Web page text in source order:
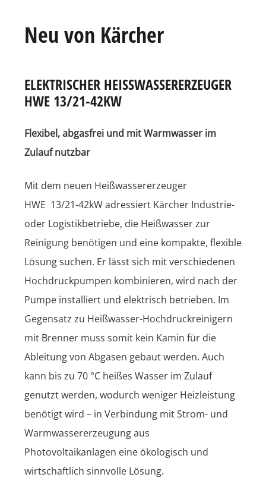
Neu von Kärcher
ELEKTRISCHER HEISSWASSERERZEUGER H
WE 13/21-42KW
Flexibel, abgasfrei und mit Warmwasser im
Zulauf nutzbar
Mit dem neuen Heißwassererzeuger
HWE 13/21-42kW adressiert Kärcher Industrie-
oder Logistikbetriebe, die Heißwasser zur
Reinigung benötigen und eine kompakte, flexible
Lösung suchen. Er lässt sich mit verschiedenen
Hochdruckpumpen kombinieren, wird nach der
Pumpe installiert und elektrisch betrieben. Im
Gegensatz zu Heißwasser-Hochdruckreinigern
mit Brenner muss somit kein Kamin für die
Ableitung von Abgasen gebaut werden. Auch
kann bis zu 70 °C heißes Wasser im Zulauf
genutzt werden, wodurch weniger Heizleistung
benötigt wird – in Verbindung mit Strom- und
Warmwassererzeugung aus
Photovoltaikanlagen eine ökologisch und
wirtschaftlich sinnvolle Lösung.
Sobernheim
Telefax:
Mail:
info@christian-
Freitag
7:45
bis
16:45
Uhr
Samstag
8:00
bis
Uhr
BESUCHE
UNS
JETZT
FACEBOOK!
{module
178}